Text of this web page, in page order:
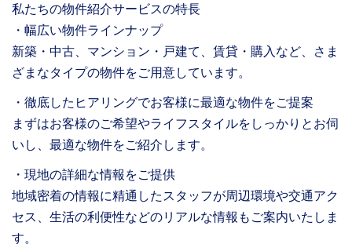
私たちの物件紹介サービスの特長
・幅広い物件ラインナップ
新築・中古、マンション・戸建て、賃貸・購入など、さま
ざまなタイプの物件をご用意しています。
・徹底したヒアリングでお客様に最適な物件をご提案
まずはお客様のご希望やライフスタイルをしっかりとお伺
いし、最適な物件をご紹介します。
・現地の詳細な情報をご提供
地域密着の情報に精通したスタッフが周辺環境や交通アク
セス、生活の利便性などのリアルな情報もご案内いたしま
す。